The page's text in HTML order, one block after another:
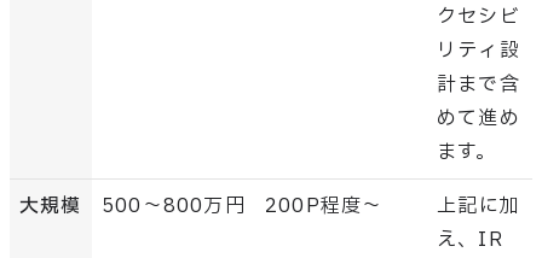
クセシビ
リティ設
計まで含
めて進め
ます。
大規模
500〜800万円 200P程度～
上記に加
え、IR